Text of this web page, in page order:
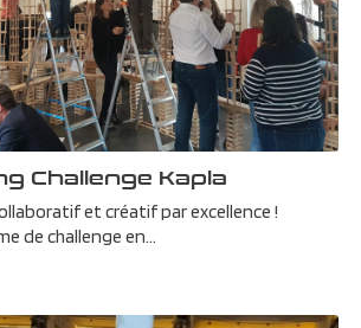
Challenge Kapla
et créatif par excellence !
de challenge en...